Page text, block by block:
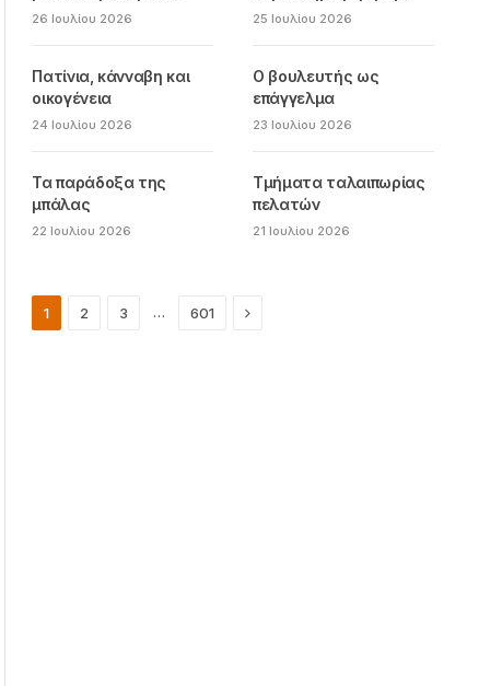
26 Ιουλίου 2026 25 Ιουλίου 2026
Πατίνια, κάνναβη και
οικογένεια
24 Ιουλίου 2026
Ο βουλευτής ως
επάγγελμα
23 Ιουλίου 2026
Τα παράδοξα της
μπάλας
22 Ιουλίου 2026
Τμήματα ταλαιπωρίας
πελατών
21 Ιουλίου 2026
1 2 3 … 601 Next